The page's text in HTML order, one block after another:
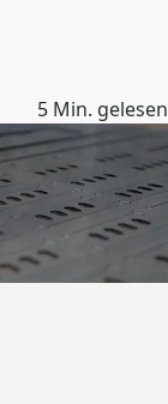
5 Min. gelesen